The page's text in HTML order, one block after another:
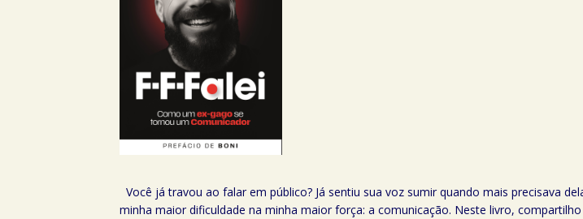
Você já travou ao falar em público? Já sentiu sua voz sumir quando mais precisava
minha maior dificuldade na minha maior força: a comunicação. Neste livro,